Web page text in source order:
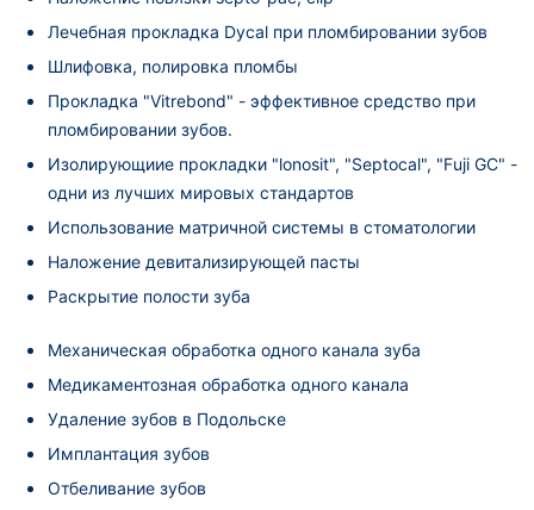
Лечебная прокладка Dycal при пломбировании зубов
Шлифовка, полировка пломбы
Прокладка "Vitrebond" - эффективное средство при
пломбировании зубов.
Изолирующиие прокладки "lonosit", "Septocal", "Fuji GC" -
одни из лучших мировых стандартов
Использование матричной системы в стоматологии
Наложение девитализирующей пасты
Раскрытие полости зуба
Механическая обработка одного канала зуба
Медикаментозная обработка одного канала
Удаление зубов в Подольске
Имплантация зубов
Отбеливание зубов